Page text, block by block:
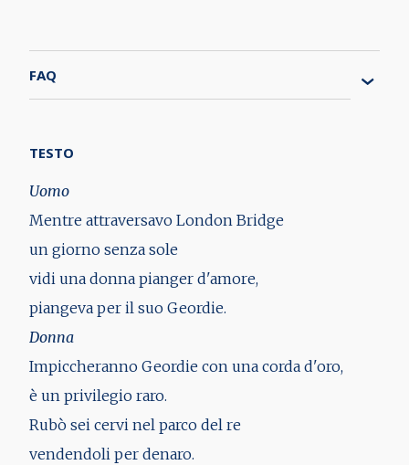
FAQ
TESTO
Uomo
Mentre attraversavo London Bridge
un giorno senza sole
vidi una donna pianger d'amore,
piangeva per il suo Geordie.
Donna
Impiccheranno Geordie con una corda d'oro,
è un privilegio raro.
Rubò sei cervi nel parco del re
vendendoli per denaro.